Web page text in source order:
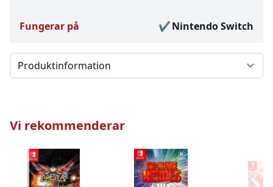
Fungerar på Nintendo Switch
Välj en flik
Vi rekommenderar